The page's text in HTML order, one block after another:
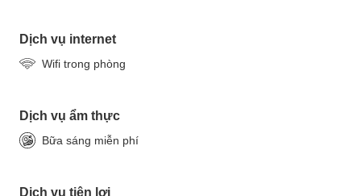
Dịch vụ internet
Wifi trong phòng
Dịch vụ ẩm thực
Bữa sáng miễn phí
Dịch vụ tiện lợi